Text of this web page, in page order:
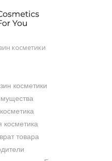
косметики
косметики
косметика
товара